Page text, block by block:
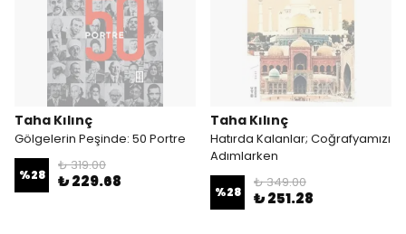
Taha Kılınç
Gölgelerin Peşinde: 50 Portre
%28
₺ 319.00
₺ 229.68
Taha Kılınç
Hatırda Kalanlar; Coğrafyamızı
Adımlarken
%28
₺ 349.00
₺ 251.28